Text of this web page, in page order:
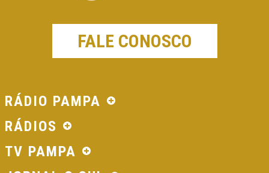
FALE CONOSCO
RÁDIO PAMPA
RÁDIOS
TV PAMPA